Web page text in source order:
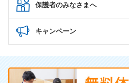
保護者のみなさまへ
キャンペーン